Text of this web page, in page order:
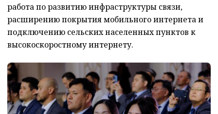
работа по развитию инфраструктуры связи,
расширению покрытия мобильного интернета и
подключению сельских населенных пунктов к
высокоскоростному интернету.